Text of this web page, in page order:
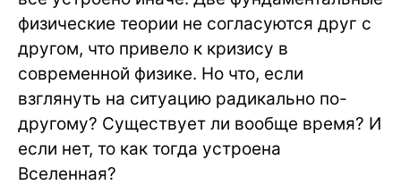
физические теории не согласуются друг с
другом, что привело к кризису в
современной физике. Но что, если
взглянуть на ситуацию радикально по-
другому? Существует ли вообще время? И
если нет, то как тогда устроена
Вселенная?